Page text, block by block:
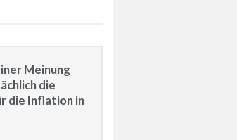
Meinung
die
die Inflation in